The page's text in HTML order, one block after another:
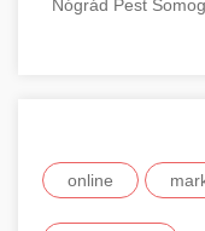
Nógrád Pest
online